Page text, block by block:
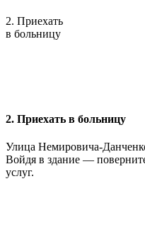
2. Приехать
в больницу
2. Приехать в больницу
Улица Немировича-
Войдя в здание —
услуг.